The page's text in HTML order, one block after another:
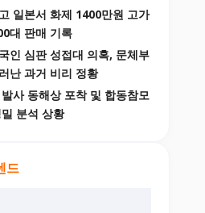
일본서 화제 1400만원 고가
대 판매 기록
인 심판 성접대 의혹, 문체부
난 과거 비리 정황
사 동해상 포착 및 합동참모
분석 상황
드